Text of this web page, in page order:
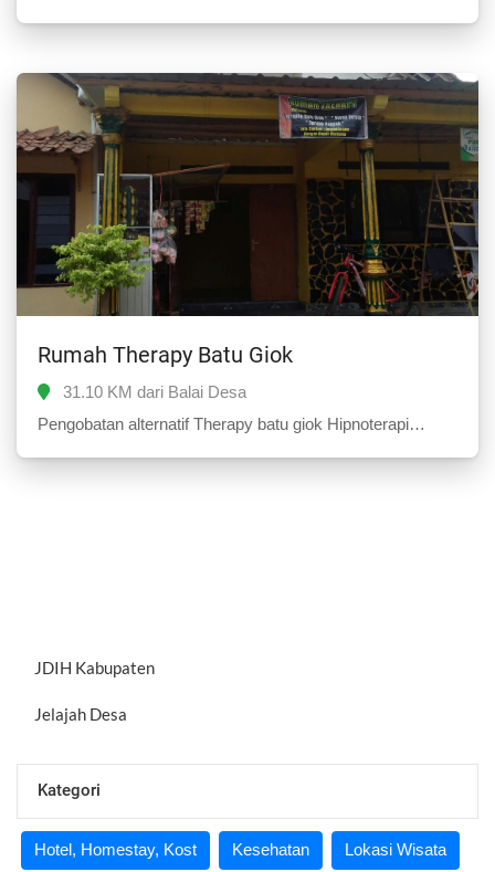
lemak, penyembuhan encok reumatik, sakit pinggang, dan
punggung, memperkuat organ tubuh.
Rumah Therapy Batu Giok
31.10 KM dari Balai Desa
Pengobatan alternatif Therapy batu giok Hipnoterapi
JDIH Kabupaten
Jelajah Desa
Kategori
Hotel, Homestay, Kost Kesehatan Lokasi Wisata